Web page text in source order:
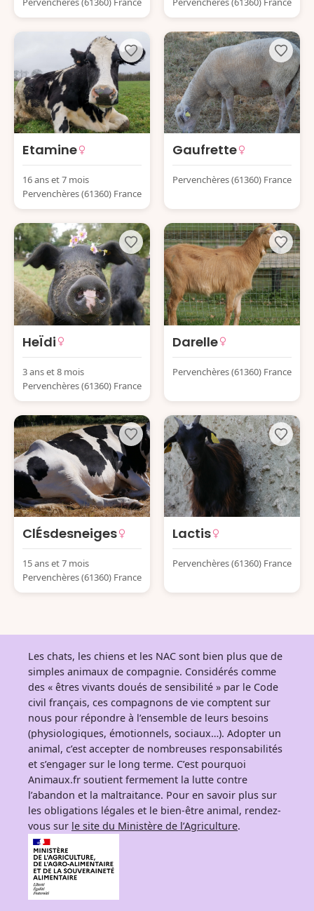
Etamine
16 ans et 7 mois
Pervenchères (61360) France
Gaufrette
Pervenchères (61360) France
HeÏdi
3 ans et 8 mois
Pervenchères (61360) France
Darelle
Pervenchères (61360) France
ClÉsdesneiges
15 ans et 7 mois
Pervenchères (61360) France
Lactis
Pervenchères (61360) France
Les chats, les chiens et les NAC sont bien plus que de
simples animaux de compagnie. Considérés comme
des « êtres vivants doués de sensibilité » par le Code
civil français, ces compagnons de vie comptent sur
nous pour répondre à l’ensemble de leurs besoins
(physiologiques, émotionnels, sociaux…). Adopter un
animal, c’est accepter de nombreuses responsabilités
et s’engager sur le long terme. C’est pourquoi
Animaux.fr soutient fermement la lutte contre
l’abandon et la maltraitance. Pour en savoir plus sur
les obligations légales et le bien-être animal, rendez-
vous sur le site du Ministère de l’Agriculture.